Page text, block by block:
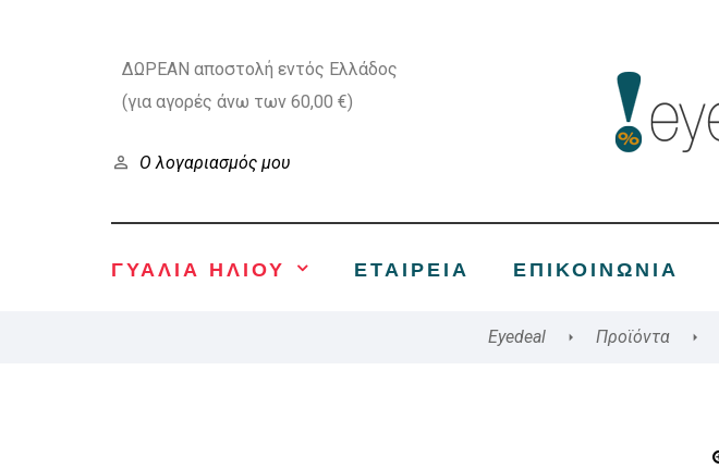
ΔΩΡΕΑΝ αποστολή εντός Ελλάδος
(για αγορές άνω των 60,00 €)
Ο λογαριασμός μου
ΓΥΑΛΙΑ ΗΛΙΟΥ ΕΤΑΙΡΕΊΑ ΕΠΙΚΟΙΝΩΝΊΑ
Eyedeal Προϊόντα